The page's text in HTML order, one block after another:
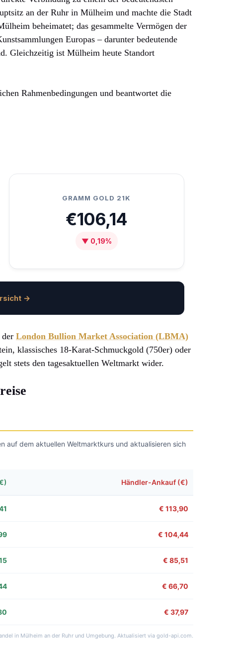
an der Ruhr in Mülheim und machte die Stadt
beheimatet; das gesammelte Vermögen der
Europas – darunter bedeutende
Gleichzeitig ist Mülheim heute Standort
Rahmenbedingungen und beantwortet die
GRAMM GOLD 21K
€106,14
▼ 0,19%
→
London Bullion Market Association (LBMA)
klassisches 18-Karat-Schmuckgold (750er) oder
stets den tagesaktuellen Weltmarkt wider.
auf dem aktuellen Weltmarktkurs und aktualisieren sich
Händler-Ankauf (€)
€ 113,90
€ 104,44
€ 85,51
€ 66,70
€ 37,97
in Mülheim an der Ruhr und Umgebung. Aktualisiert via gold-api.com.